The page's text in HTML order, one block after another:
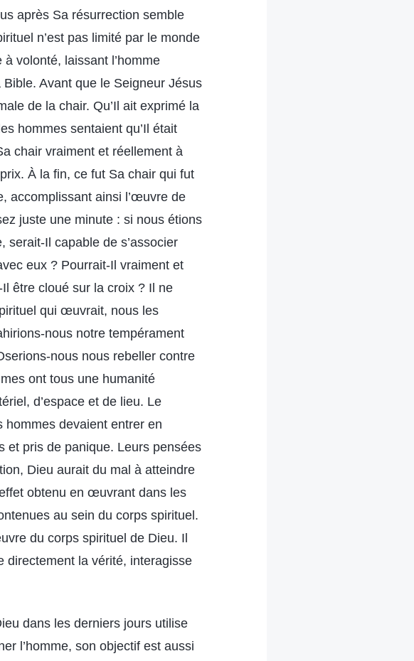
après Sa résurrection semble
n’est pas limité par le monde
volonté, laissant l’homme
Avant que le Seigneur Jésus
de la chair. Qu’Il ait exprimé la
hommes sentaient qu’Il était
chair vraiment et réellement à
À la fin, ce fut Sa chair qui fut
accomplissant ainsi l’œuvre de
juste une minute : si nous étions
serait-Il capable de s’associer
eux ? Pourrait-Il vraiment et
être cloué sur la croix ? Il ne
qui œuvrait, nous les
nous notre tempérament
nous nous rebeller contre
ont tous une humanité
d’espace et de lieu. Le
hommes devaient entrer en
et pris de panique. Leurs pensées
Dieu aurait du mal à atteindre
obtenu en œuvrant dans les
au sein du corps spirituel.
du corps spirituel de Dieu. Il
directement la vérité, interagisse
dans les derniers jours utilise
l’homme, son objectif est aussi